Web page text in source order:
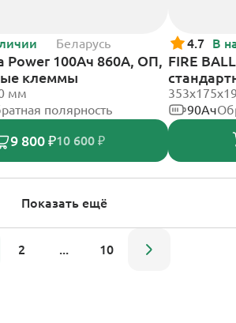
Беларусь
Power 100Ач 860А, ОП,
клеммы
мм
полярность
9 800 ₽10 600 ₽
4.7 В
FIRE
90Ач
Показать ещё
2 ... 10